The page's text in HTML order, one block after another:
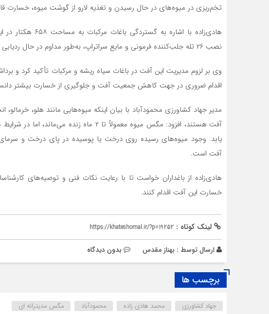
تخم‌ریزی در میوه‌های در حال رسیدن و تغذیه لارو از گوشت میوه، خسارت
نصب ۲۶ تله جلب‌کننده فرمونی و مایع سراتراپ، به‌طور مداوم در حال ردیابی این آفت هستند.
وی بر لزوم مدیریت این آفت در باغات سیاه ریشه و مرکبات تأکید کرد و
اقدام ضروری در جهت کاهش جمعیت آفت و جلوگیری از خسارت بیشتر
مدیر جهاد کشاورزی محمودآباد با بیان اینکه میوه‌هایی مانند هلو، خرمالو،
یابد. وجود میوه‌های رسیده روی درخت یا پوسیده در پای درخت و
آفت است.
هادی‌زاده از باغداران خواست تا با رعایت نکات فنی و توصیه‌های
خسارت این آفت اقدام کنند.
لینک کوتاه : https://khateshomal.ir/?p=19252
ارسال توسط : بهناز مقدس بدون دیدگاه
برچسب ها
جهاد کشاورزی محمد هادی زاده محمودآباد مگس مدیترانه ای